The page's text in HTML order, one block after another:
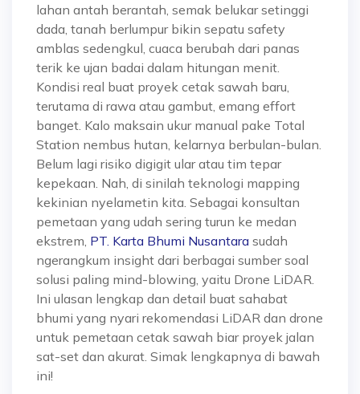
lahan antah berantah, semak belukar setinggi
dada, tanah berlumpur bikin sepatu safety
amblas sedengkul, cuaca berubah dari panas
terik ke ujan badai dalam hitungan menit.
Kondisi real buat proyek cetak sawah baru,
terutama di rawa atau gambut, emang effort
banget. Kalo maksain ukur manual pake Total
Station nembus hutan, kelarnya berbulan-bulan.
Belum lagi risiko digigit ular atau tim tepar
kepekaan. Nah, di sinilah teknologi mapping
kekinian nyelametin kita. Sebagai konsultan
pemetaan yang udah sering turun ke medan
ekstrem, PT. Karta Bhumi Nusantara sudah
ngerangkum insight dari berbagai sumber soal
solusi paling mind-blowing, yaitu Drone LiDAR.
Ini ulasan lengkap dan detail buat sahabat
bhumi yang nyari rekomendasi LiDAR dan drone
untuk pemetaan cetak sawah biar proyek jalan
sat-set dan akurat. Simak lengkapnya di bawah
ini!